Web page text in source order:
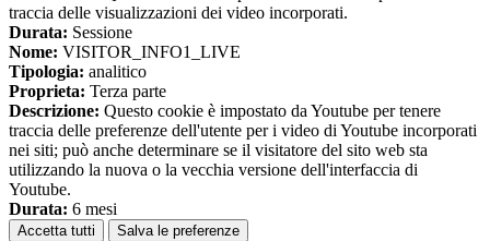
traccia delle visualizzazioni dei video incorporati.
Durata: Sessione
Nome: VISITOR_INFO1_LIVE
Tipologia: analitico
Proprieta: Terza parte
Descrizione: Questo cookie è impostato da Youtube per tenere
traccia delle preferenze dell'utente per i video di Youtube incorporati
nei siti; può anche determinare se il visitatore del sito web sta
utilizzando la nuova o la vecchia versione dell'interfaccia di
Youtube.
Durata: 6 mesi
Accetta tutti Salva le preferenze